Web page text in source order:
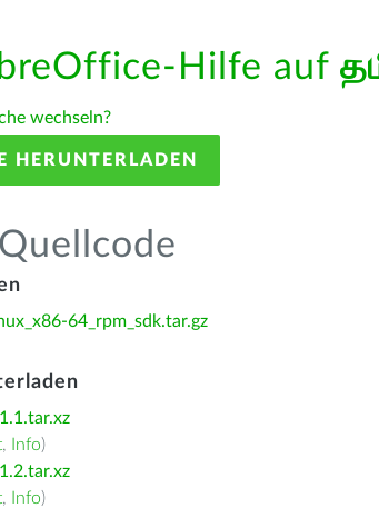
Hilfe auf
wechseln?
HERUNTERLADEN
64_rpm_sdk.tar.gz
, Info)
, Info)